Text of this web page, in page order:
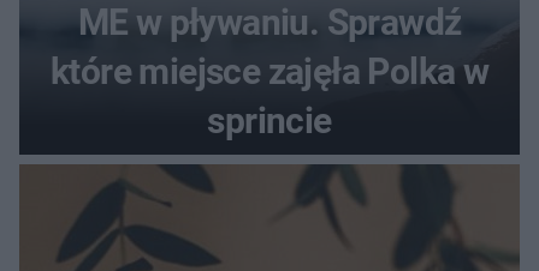
ME w pływaniu. Sprawdź
które miejsce zajęła Polka w
sprincie